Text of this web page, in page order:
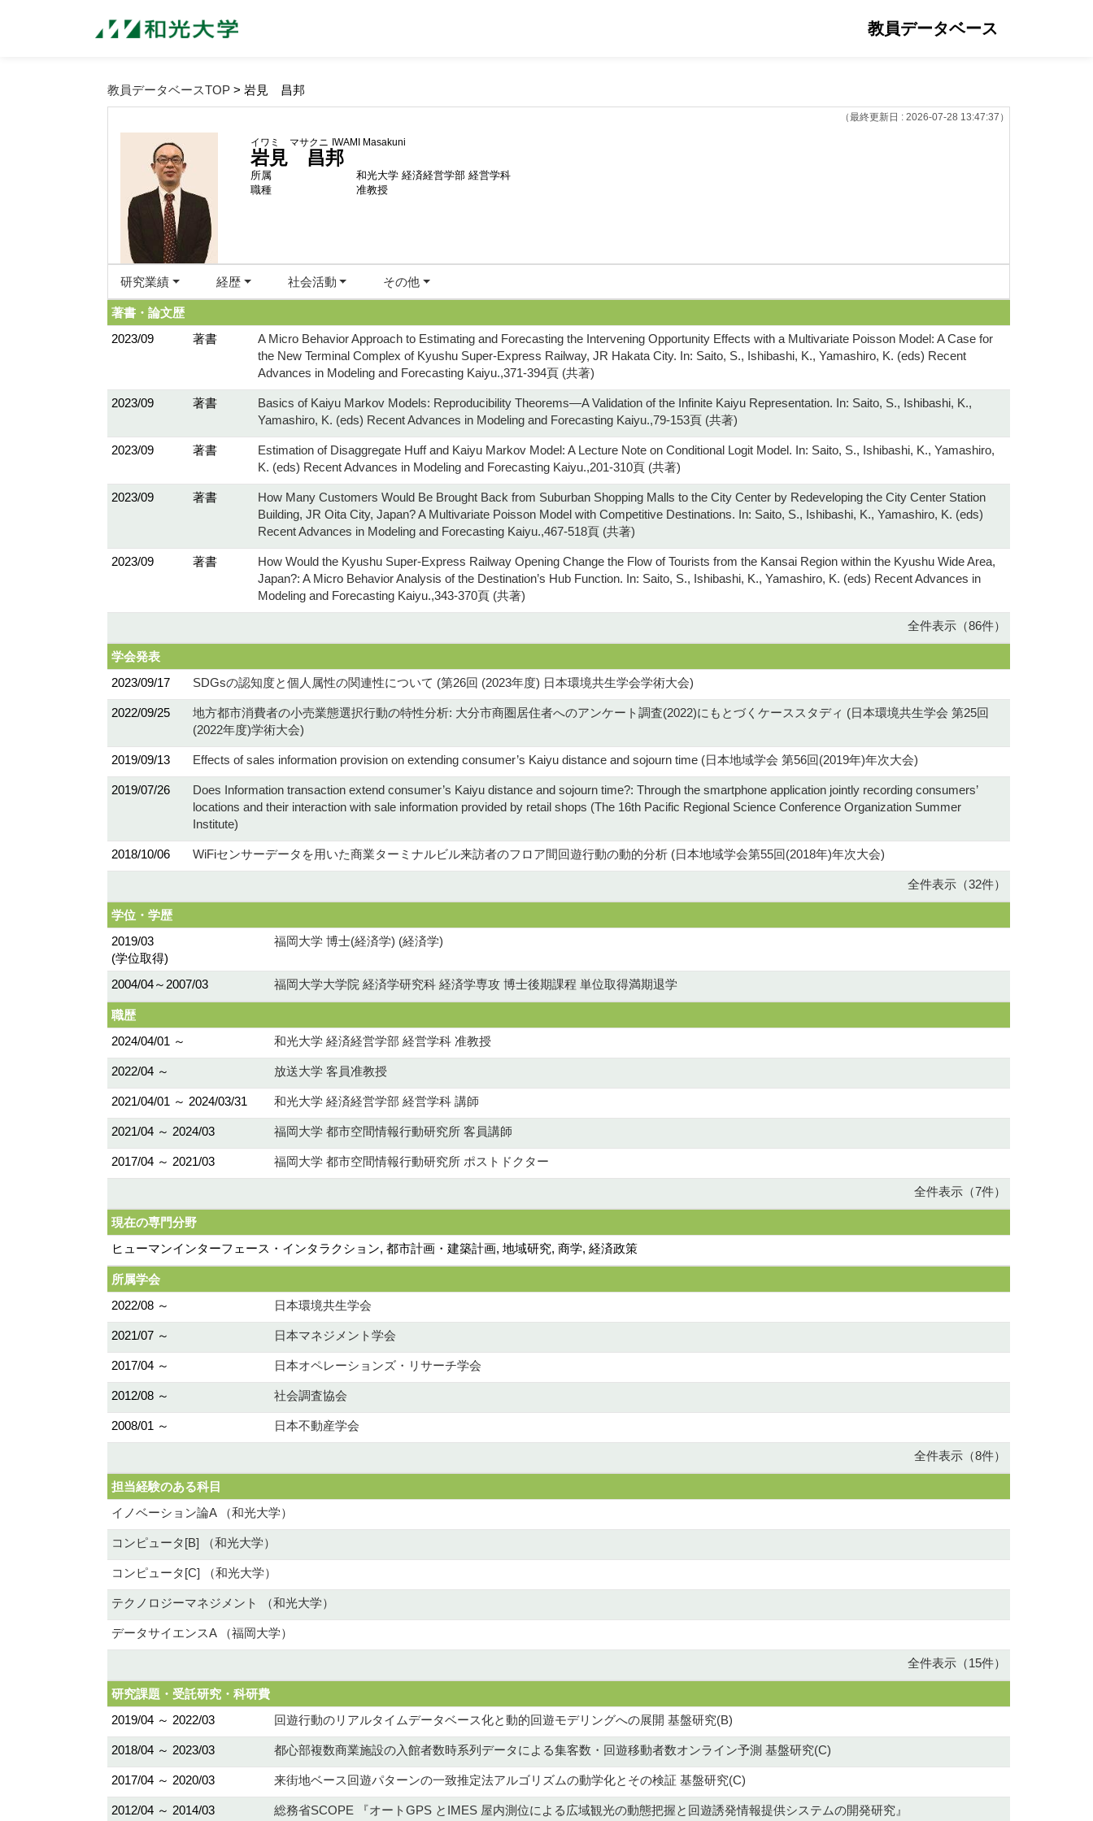
教員データベース
教員データベースTOP > 岩見 昌邦
（最終更新日 : 2026-07-28 13:47:37）
イワミ マサクニ IWAMI Masakuni
岩見 昌邦
所属
和光大学 経済経営学部 経営学科
職種
准教授
研究業績 経歴 社会活動 その他
著書・論文歴
2023/09
著書
A Micro Behavior Approach to Estimating and Forecasting the Intervening Opportunity Effects with a Multivariate Poisson Model: A Case for
the New Terminal Complex of Kyushu Super-Express Railway, JR Hakata City. In: Saito, S., Ishibashi, K., Yamashiro, K. (eds) Recent
Advances in Modeling and Forecasting Kaiyu.,371-394頁 (共著)
2023/09 著書
Basics of Kaiyu Markov Models: Reproducibility Theorems—A Validation of the Infinite Kaiyu Representation. In: Saito, S., Ishibashi, K.,
Yamashiro, K. (eds) Recent Advances in Modeling and Forecasting Kaiyu.,79-153頁 (共著)
2023/09 著書
Estimation of Disaggregate Huff and Kaiyu Markov Model: A Lecture Note on Conditional Logit Model. In: Saito, S., Ishibashi, K., Yamashiro,
K. (eds) Recent Advances in Modeling and Forecasting Kaiyu.,201-310頁 (共著)
2023/09 著書
How Many Customers Would Be Brought Back from Suburban Shopping Malls to the City Center by Redeveloping the City Center Station
Building, JR Oita City, Japan? A Multivariate Poisson Model with Competitive Destinations. In: Saito, S., Ishibashi, K., Yamashiro, K. (eds)
Recent Advances in Modeling and Forecasting Kaiyu.,467-518頁 (共著)
2023/09 著書
How Would the Kyushu Super-Express Railway Opening Change the Flow of Tourists from the Kansai Region within the Kyushu Wide Area,
Japan?: A Micro Behavior Analysis of the Destination’s Hub Function. In: Saito, S., Ishibashi, K., Yamashiro, K. (eds) Recent Advances in
Modeling and Forecasting Kaiyu.,343-370頁 (共著)
全件表示（86件）
学会発表
2023/09/17
SDGsの認知度と個人属性の関連性について (第26回 (2023年度) 日本環境共生学会学術大会)
2022/09/25
地方都市消費者の小売業態選択行動の特性分析: 大分市商圏居住者へのアンケート調査(2022)にもとづくケーススタディ (日本環境共生学会 第25回
(2022年度)学術大会)
2019/09/13 Effects of sales information provision on extending consumer’s Kaiyu distance and sojourn time (日本地域学会 第56回(2019年)年次大会)
2019/07/26
Does Information transaction extend consumer’s Kaiyu distance and sojourn time?: Through the smartphone application jointly recording consumers’
locations and their interaction with sale information provided by retail shops (The 16th Pacific Regional Science Conference Organization Summer
Institute)
2018/10/06 WiFiセンサーデータを用いた商業ターミナルビル来訪者のフロア間回遊行動の動的分析 (日本地域学会第55回(2018年)年次大会)
全件表示（32件）
学位・学歴
2019/03
(学位取得)
福岡大学 博士(経済学) (経済学)
2004/04～2007/03 福岡大学大学院 経済学研究科 経済学専攻 博士後期課程 単位取得満期退学
職歴
2024/04/01 ～
和光大学 経済経営学部 経営学科 准教授
2022/04 ～ 放送大学 客員准教授
2021/04/01 ～ 2024/03/31 和光大学 経済経営学部 経営学科 講師
2021/04 ～ 2024/03 福岡大学 都市空間情報行動研究所 客員講師
2017/04 ～ 2021/03 福岡大学 都市空間情報行動研究所 ポストドクター
全件表示（7件）
現在の専門分野
ヒューマンインターフェース・インタラクション, 都市計画・建築計画, 地域研究, 商学, 経済政策
所属学会
2022/08 ～
日本環境共生学会
2021/07 ～ 日本マネジメント学会
2017/04 ～ 日本オペレーションズ・リサーチ学会
2012/08 ～ 社会調査協会
2008/01 ～ 日本不動産学会
全件表示（8件）
担当経験のある科目
イノベーション論A （和光大学）
コンピュータ[B] （和光大学）
コンピュータ[C] （和光大学）
テクノロジーマネジメント （和光大学）
データサイエンスA （福岡大学）
全件表示（15件）
研究課題・受託研究・科研費
2019/04 ～ 2022/03
回遊行動のリアルタイムデータベース化と動的回遊モデリングへの展開 基盤研究(B)
2018/04 ～ 2023/03 都心部複数商業施設の入館者数時系列データによる集客数・回遊移動者数オンライン予測 基盤研究(C)
2017/04 ～ 2020/03 来街地ベース回遊パターンの一致推定法アルゴリズムの動学化とその検証 基盤研究(C)
2012/04 ～ 2014/03 総務省SCOPE 『オートGPS とIMES 屋内測位による広域観光の動態把握と回遊誘発情報提供システムの開発研究』